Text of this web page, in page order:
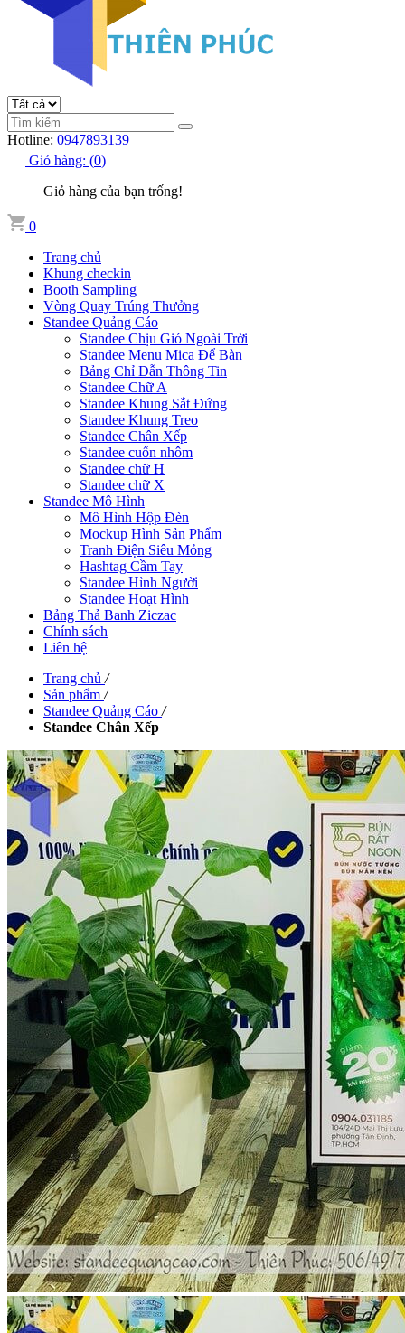
Hotline: 0947893139
Giỏ hàng: (0)
Giỏ hàng của bạn trống!
0
Trang chủ
Khung checkin
Booth Sampling
Vòng Quay Trúng Thưởng
Standee Quảng Cáo
Standee Chịu Gió Ngoài Trời
Standee Menu Mica Để Bàn
Bảng Chỉ Dẫn Thông Tin
Standee Chữ A
Standee Khung Sắt Đứng
Standee Khung Treo
Standee Chân Xếp
Standee cuốn nhôm
Standee chữ H
Standee chữ X
Standee Mô Hình
Mô Hình Hộp Đèn
Mockup Hình Sản Phẩm
Tranh Điện Siêu Mỏng
Hashtag Cầm Tay
Standee Hình Người
Standee Hoạt Hình
Bảng Thả Banh Ziczac
Chính sách
Liên hệ
Trang chủ /
Sản phẩm /
Standee Quảng Cáo /
Standee Chân Xếp